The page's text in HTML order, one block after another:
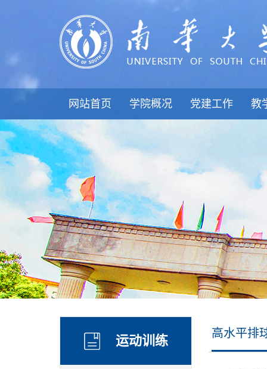
网站首页 学院概况 党建工作 教
运动训练 高水平排